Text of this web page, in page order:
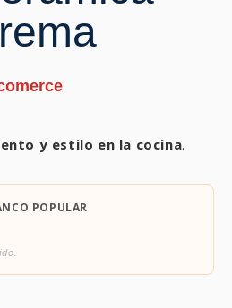
y estilo en la cocina.
POPULAR